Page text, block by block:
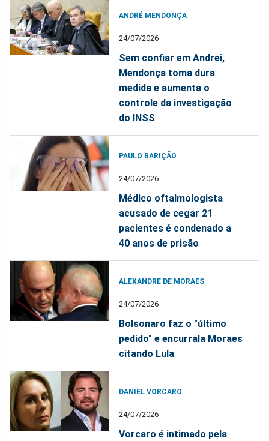
ANDRÉ MENDONÇA
24/07/2026
Sem confiar em Andrei,
Mendonça toma dura
medida e aumenta o
controle da investigação
do INSS
PAULO BARIÇÃO
24/07/2026
Médico oftalmologista
acusado de cegar 21
pacientes é condenado a
40 anos de prisão
ALEXANDRE DE MORAES
24/07/2026
Bolsonaro faz o "último
pedido" e encurrala Moraes
citando Lula
DANIEL VORCARO
24/07/2026
Vorcaro é intimado pela